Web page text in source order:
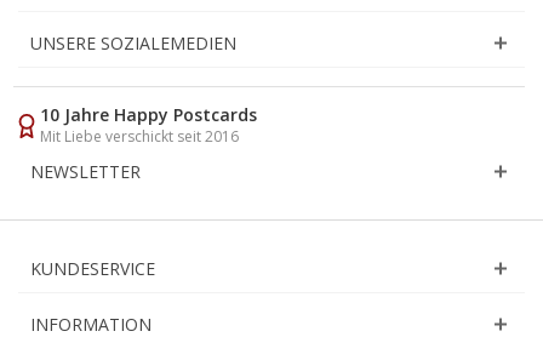
UNSERE SOZIALEMEDIEN
10 Jahre Happy Postcards
Mit Liebe verschickt seit 2016
NEWSLETTER
KUNDESERVICE
INFORMATION